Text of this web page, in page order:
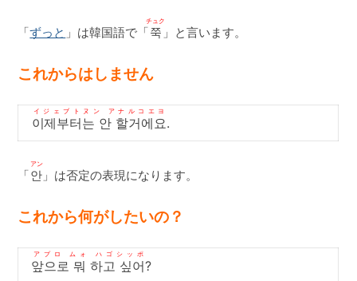
「ずっと 」は韓国語で「쭉
チュク
」と言います。
これからはしません
이제부터는 안 할거에요
イジェブトヌン アナルコエヨ
.
「안
アン
」は否定の表現になります。
これから何がしたいの？
앞으로 뭐 하고 싶어
アプロ ムォ ハゴシッポ
?